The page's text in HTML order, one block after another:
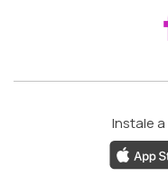
Instale